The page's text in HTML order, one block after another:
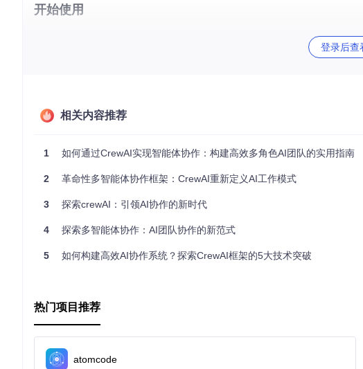
开始使用
要启动这个项目，你只需安装PostgreSQL数据库并按照Readme文件中的
详细步骤已在Readme中列出，无论是开发人员还是普通用户，都可以轻松
CrewAI Simplified App已从V0.1升级到V0.2，带来了更多的工具和改进。
大型语言模型。
得尝试的优秀工具。如果你喜欢这个项目，请考虑支持其发展，一起推动AI
查看GitHub项目仓库|买我一杯咖啡
登录后查
相关内容推荐
1 如何通过CrewAI实现智能体协作：构建高效多角色AI团队的实用指南
2 革命性多智能体协作框架：CrewAI重新定义AI工作模式
3 探索crewAI：引领AI协作的新时代
4 探索多智能体协作：AI团队协作的新范式
5 如何构建高效AI协作系统？探索CrewAI框架的5大技术突破
热门项目推荐
atomcode